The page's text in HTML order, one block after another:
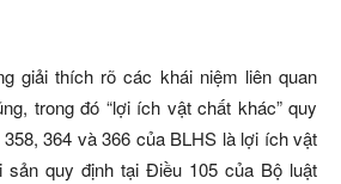
giải thích rõ các khái niệm liên quan
trong đó “lợi ích vật chất khác” quy
364 và 366 của BLHS là lợi ích vật
sản quy định tại Điều 105 của Bộ luật